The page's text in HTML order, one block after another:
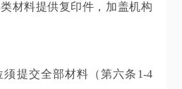
料提供复印件，加盖机构
提交全部材料（第六条1-4